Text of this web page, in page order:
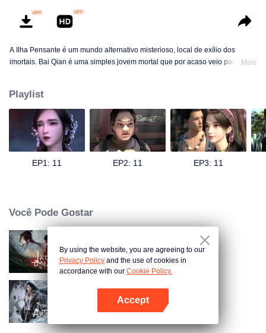
Abra o programa
A Ilha Pensante é um mundo alternativo misterioso, local de exílio dos
imortais. Bai Qian é uma simples jovem mortal que por acaso veio para a
por cometer um erro. Ele é orgulhoso e inicialmente não dá muita
importância a Bai Qian. No entanto, nesse outro mundo, a pureza e
bondade de Bai Qian gradualmente tocaram o coração frio de Wu Bei. Os
dois começaram a explorar este belo, mas traiçoeiro mundo juntos,
apoiando-se mutuamente. Eles triunfaram juntos sobre uma série de
Mais
Playlist
EP1: 11 EP2: 11 EP3: 11
Você Pode Gostar
Dinastia de Jade
Mil anos
By using the website, you are agreeing to our
Privacy Policy and the use of cookies in
accordance with our Cookie Policy.
Accept